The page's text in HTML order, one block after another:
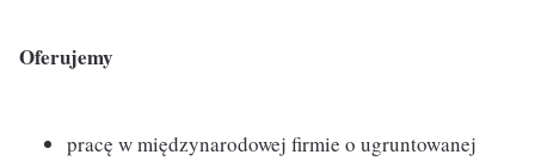
Oferujemy
pracę w międzynarodowej firmie o ugruntowanej